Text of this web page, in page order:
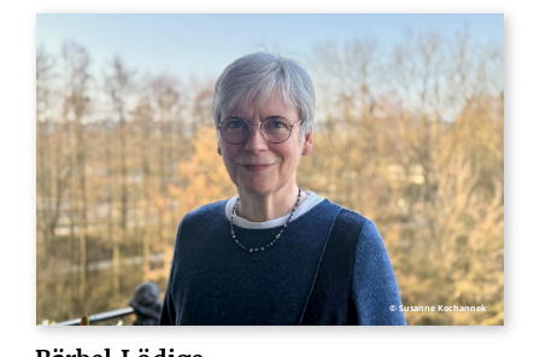
© Susanne Kochannek